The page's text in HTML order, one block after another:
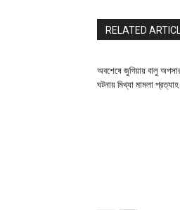
RELATED
অবশেষে জুগিয়ায় বালু
ঘটনায় মিথ্যা মামলা প্রত্যাহ